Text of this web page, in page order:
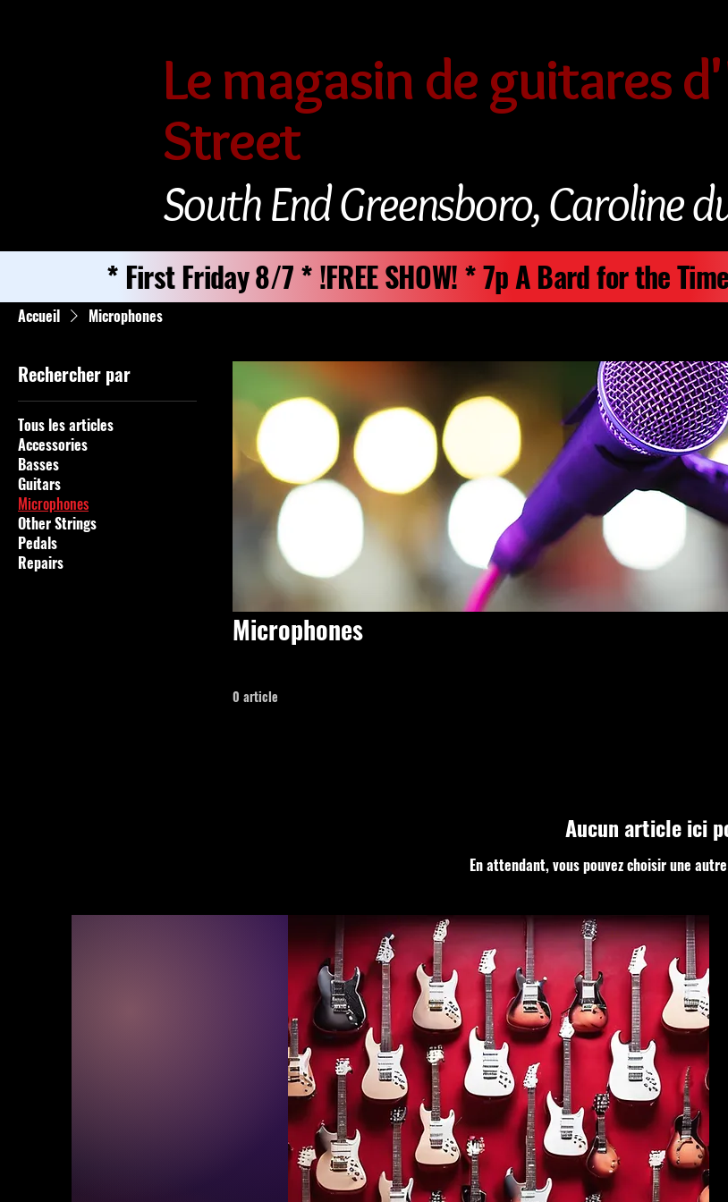
Le magasin de guitares
Street
South End Greensboro, Caroline
* First Friday 8/7 * !FREE SHOW! * 7p A Bard for the
Accueil Microphones
Rechercher par
Tous les articles
Accessories
Basses
Guitars
Microphones
Other Strings
Pedals
Repairs
Microphones
0 article
Aucun article ici
En attendant, vous pouvez choisir une